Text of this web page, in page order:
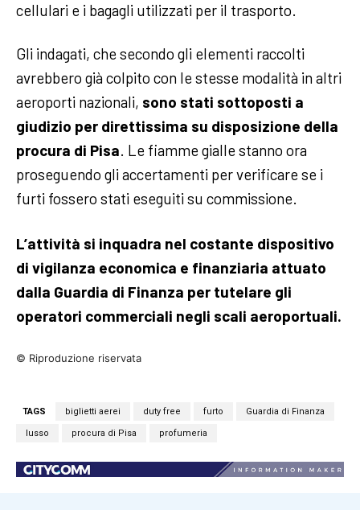
cellulari e i bagagli utilizzati per il trasporto.
Gli indagati, che secondo gli elementi raccolti
avrebbero già colpito con le stesse modalità in altri
aeroporti nazionali, sono stati sottoposti a
giudizio per direttissima su disposizione della
procura di Pisa. Le fiamme gialle stanno ora
proseguendo gli accertamenti per verificare se i
furti fossero stati eseguiti su commissione.
L’attività si inquadra nel costante dispositivo
di vigilanza economica e finanziaria attuato
dalla Guardia di Finanza per tutelare gli
operatori commerciali negli scali aeroportuali.
© Riproduzione riservata
TAGS biglietti aerei duty free furto Guardia di Finanza
lusso procura di Pisa profumeria